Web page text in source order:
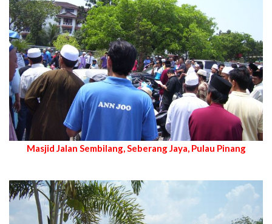
Masjid Jalan Sembilang, Seberang Jaya, Pulau Pinang